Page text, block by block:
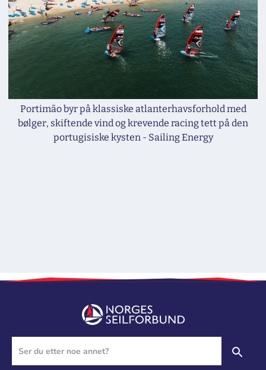
Portimão byr på klassiske atlanterhavsforhold med
bølger, skiftende vind og krevende racing tett på den
portugisiske kysten - Sailing Energy